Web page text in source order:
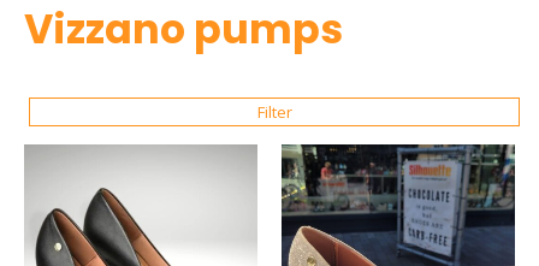
Vizzano pumps
Filter